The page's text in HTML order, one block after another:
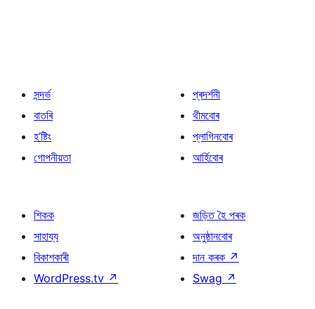
সন্দৰ্ভ
বাতৰি
হ’ষ্টিং
গোপনীয়তা
প্ৰদৰ্শনী
থীমবোৰ
প্লাগিনবোৰ
আৰ্হিবোৰ
শিকক
সাহায্য
বিকাশকাৰী
WordPress.tv ↗
জড়িত হৈ পৰক
অনুষ্ঠানবোৰ
দান কৰক ↗
Swag ↗